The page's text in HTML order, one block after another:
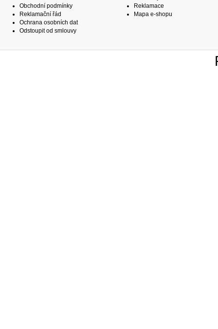
Obchodní podmínky
Reklamační řád
Ochrana osobních dat
Odstoupit od smlouvy
Reklamace
Mapa e-shopu